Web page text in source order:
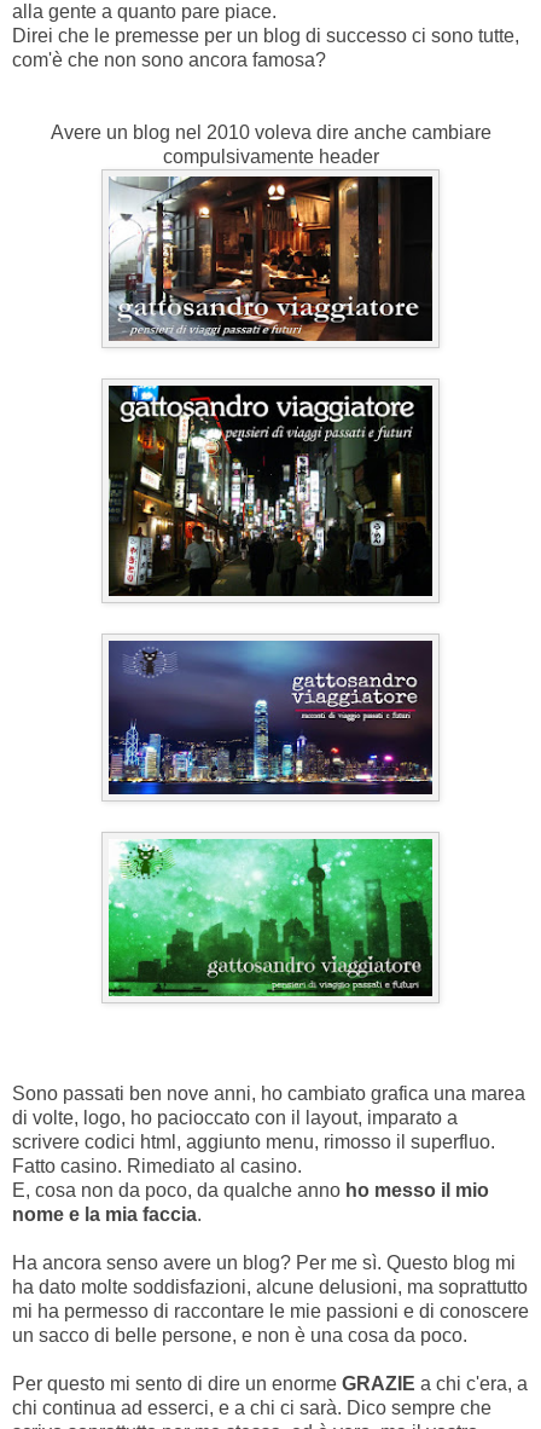
alla gente a quanto pare piace.
Direi che le premesse per un blog di successo ci sono tutte,
com'è che non sono ancora famosa?
Avere un blog nel 2010 voleva dire anche cambiare
compulsivamente header
Sono passati ben nove anni, ho cambiato grafica una marea
di volte, logo, ho pacioccato con il layout, imparato a
scrivere codici html, aggiunto menu, rimosso il superfluo.
Fatto casino. Rimediato al casino.
E, cosa non da poco, da qualche anno ho messo il mio
nome e la mia faccia.
Ha ancora senso avere un blog? Per me sì. Questo blog mi
ha dato molte soddisfazioni, alcune delusioni, ma soprattutto
mi ha permesso di raccontare le mie passioni e di conoscere
un sacco di belle persone, e non è una cosa da poco.
Per questo mi sento di dire un enorme GRAZIE a chi c'era, a
chi continua ad esserci, e a chi ci sarà. Dico sempre che